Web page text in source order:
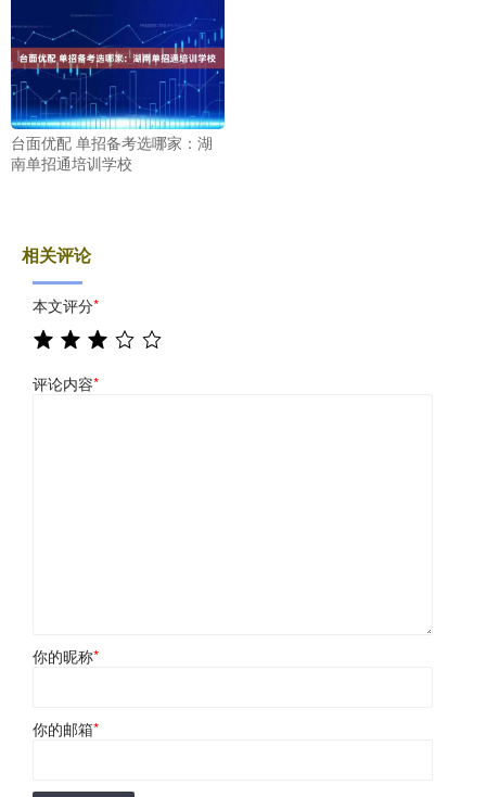
台面优配 单招备考选哪家：湖
南单招通培训学校
相关评论
本文评分*
评论内容*
你的昵称*
你的邮箱*